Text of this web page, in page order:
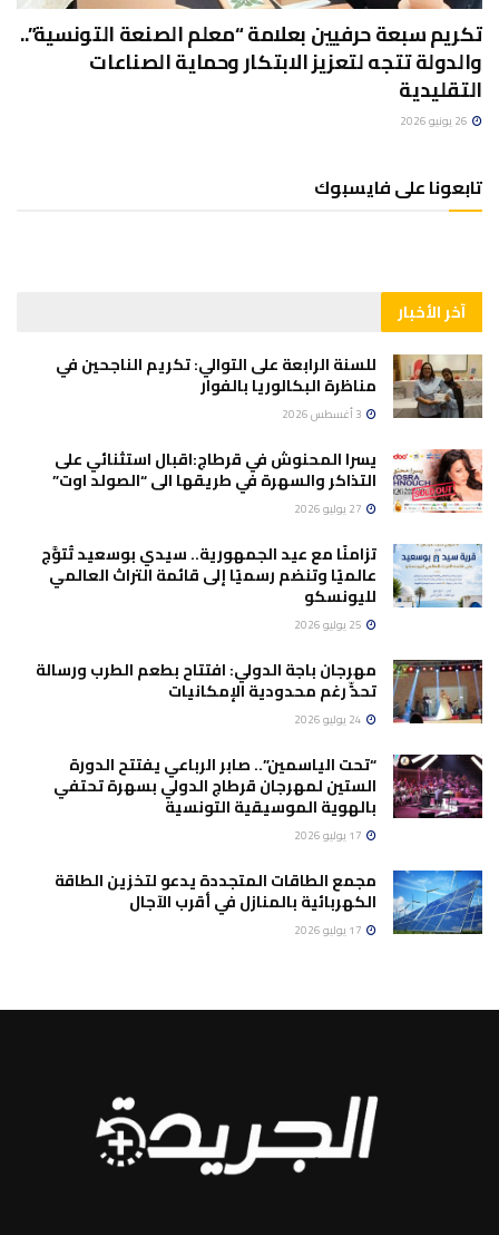
تكريم سبعة حرفيين بعلامة “معلم الصنعة التونسية”..
والدولة تتجه لتعزيز الابتكار وحماية الصناعات
التقليدية
تابعونا على فايسبوك
آخر الأخبار
للسنة الرابعة على التوالي: تكريم الناجحين في
مناظرة البكالوريا بالفوار
يسرا المحنوش في قرطاج:اقبال استثنائي على
التذاكر والسهرة في طريقها الى “الصولد اوت”
تزامنًا مع عيد الجمهورية.. سيدي بوسعيد تُتوَّج
عالميًا وتنضم رسميًا إلى قائمة التراث العالمي
لليونسكو
مهرجان باجة الدولي: افتتاح بطعم الطرب ورسالة
تحدٍّ رغم محدودية الإمكانيات
“تحت الياسمين”.. صابر الرباعي يفتتح الدورة
الستين لمهرجان قرطاج الدولي بسهرة تحتفي
بالهوية الموسيقية التونسية
مجمع الطاقات المتجددة يدعو لتخزين الطاقة
الكهربائية بالمنازل في أقرب الآجال